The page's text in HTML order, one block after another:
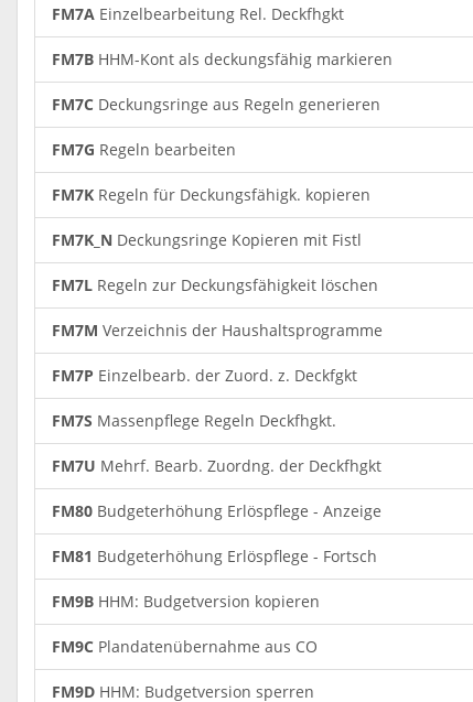
FM7A Einzelbearbeitung Rel. Deckfhgkt
FM7B HHM-Kont als deckungsfähig markieren
FM7C Deckungsringe aus Regeln generieren
FM7G Regeln bearbeiten
FM7K Regeln für Deckungsfähigk. kopieren
FM7K_N Deckungsringe Kopieren mit Fistl
FM7L Regeln zur Deckungsfähigkeit löschen
FM7M Verzeichnis der Haushaltsprogramme
FM7P Einzelbearb. der Zuord. z. Deckfgkt
FM7S Massenpflege Regeln Deckfhgkt.
FM7U Mehrf. Bearb. Zuordng. der Deckfhgkt
FM80 Budgeterhöhung Erlöspflege - Anzeige
FM81 Budgeterhöhung Erlöspflege - Fortsch
FM9B HHM: Budgetversion kopieren
FM9C Plandatenübernahme aus CO
FM9D HHM: Budgetversion sperren